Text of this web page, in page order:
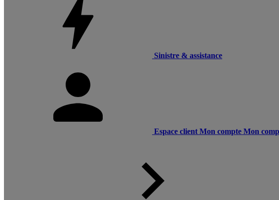
Sinistre & assistance
Espace client Mon compte Mon